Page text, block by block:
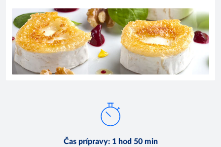
Čas prípravy: 1 hod 50 min